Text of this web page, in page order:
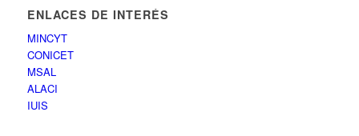
ENLACES DE INTERÉS
MINCYT
CONICET
MSAL
ALACI
IUIS